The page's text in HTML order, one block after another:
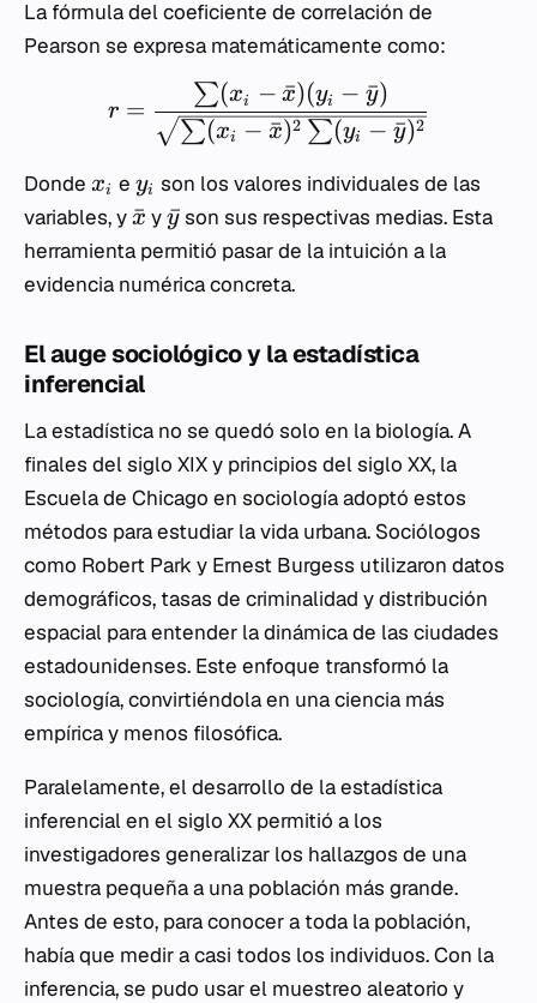
La fórmula del coeficiente de correlación de
Pearson se expresa matemáticamente como:
r =
∑(xi − x
ˉ)2 ∑(yi − y
ˉ)2
∑(xi − x
ˉ)(yi − y
ˉ)
Donde xi e yi son los valores individuales de las
variables, y x
ˉ y y
ˉson sus respectivas medias. Esta
herramienta permitió pasar de la intuición a la
evidencia numérica concreta.
El auge sociológico y la estadística
inferencial
La estadística no se quedó solo en la biología. A
finales del siglo XIX y principios del siglo XX, la
Escuela de Chicago en sociología adoptó estos
métodos para estudiar la vida urbana. Sociólogos
como Robert Park y Ernest Burgess utilizaron datos
demográficos, tasas de criminalidad y distribución
espacial para entender la dinámica de las ciudades
estadounidenses. Este enfoque transformó la
sociología, convirtiéndola en una ciencia más
empírica y menos filosófica.
Paralelamente, el desarrollo de la estadística
inferencial en el siglo XX permitió a los
investigadores generalizar los hallazgos de una
muestra pequeña a una población más grande.
Antes de esto, para conocer a toda la población,
había que medir a casi todos los individuos. Con la
inferencia, se pudo usar el muestreo aleatorio y